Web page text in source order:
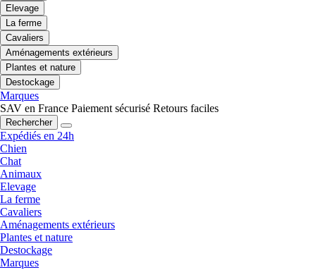
Elevage
La ferme
Cavaliers
Aménagements extérieurs
Plantes et nature
Destockage
Marques
SAV en France Paiement sécurisé Retours faciles
Rechercher
Expédiés en 24h
Chien
Chat
Animaux
Elevage
La ferme
Cavaliers
Aménagements extérieurs
Plantes et nature
Destockage
Marques